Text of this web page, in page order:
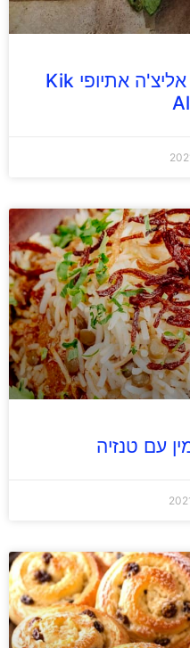
סיפורו של מתכון: קיק אליצ'ה אתיופי Kik
עם טנזיה